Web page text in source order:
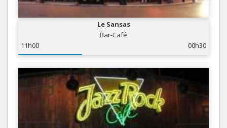
Le Sansas
Bar-Café
11h00
00h30